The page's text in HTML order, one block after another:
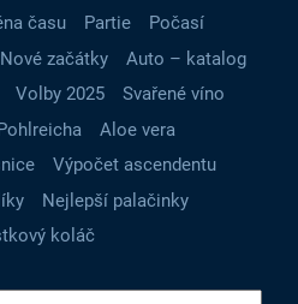
času Partie
Počasí
začátky
Auto – katalog
Volby 2025
Svařené víno
Aloe vera
Výpočet ascendentu
Nejlepší palačinky
koláč